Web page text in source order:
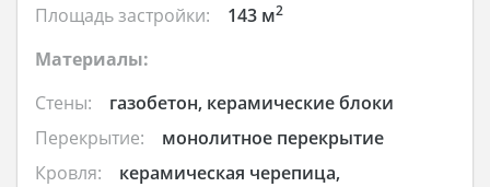
Площадь застройки:
143 м2
Материалы:
Стены:
газобетон, керамические блоки
Перекрытие:
монолитное перекрытие
Кровля:
керамическая черепица,